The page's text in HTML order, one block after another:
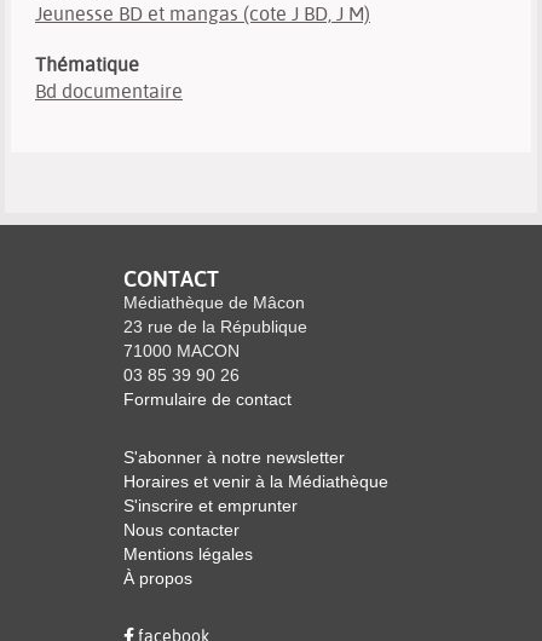
Jeunesse BD et mangas (cote J BD, J M)
Thématique
Bd documentaire
CONTACT
Médiathèque de Mâcon
23 rue de la République
71000 MACON
03 85 39 90 26
Formulaire de contact
S'abonner à notre newsletter
Horaires et venir à la Médiathèque
S'inscrire et emprunter
Nous contacter
Mentions légales
À propos
facebook